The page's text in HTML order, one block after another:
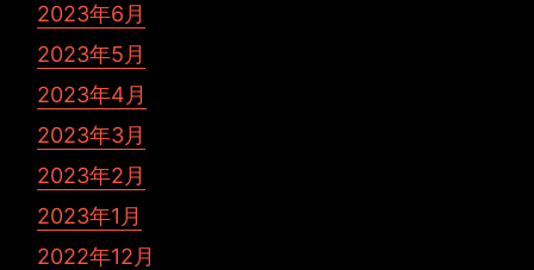
2023年6月
2023年5月
2023年4月
2023年3月
2023年2月
2023年1月
2022年12月